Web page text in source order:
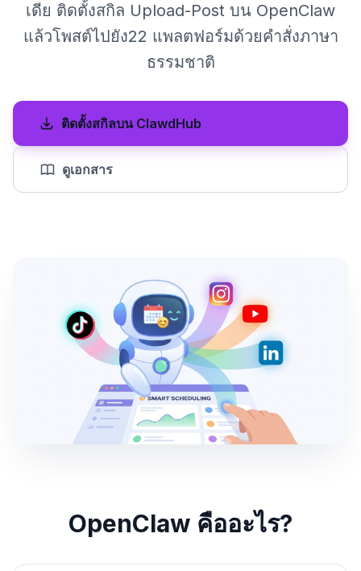
เดีย ติดตั้งสกิล Upload-Post บน OpenClaw
แล้วโพสต์ไปยัง22 แพลตฟอร์มด้วยคำสั่งภาษา
ธรรมชาติ
ติดตั้งสกิลบน ClawdHub
ดูเอกสาร
OpenClaw คืออะไร?